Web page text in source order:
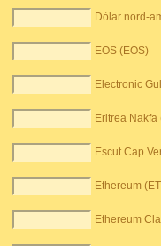
Dòlar nord-
EOS (EOS)
Electronic
Eritrea Nakfa
Escut Cap
Ethereum
Ethereum